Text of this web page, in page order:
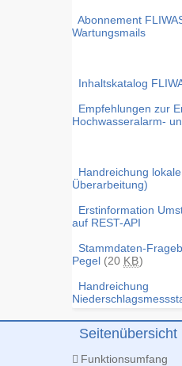
Abonnement
Wartungsmails
Inhaltskatalog
Empfehlungen zur
Hochwasseralarm-
Handreichung
Überarbeitung)
Erstinformation
auf REST-API
Stammdaten-
Pegel (20 KB)
Handreichung
Seitenübersicht
Funktionsumfang